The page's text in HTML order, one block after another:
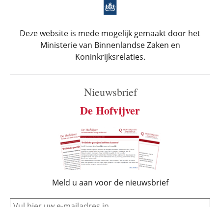
Deze website is mede mogelijk gemaakt door het
Ministerie van Binnenlandse Zaken en
Koninkrijksrelaties.
Nieuwsbrief
De Hofvijver
Meld u aan voor de nieuwsbrief
e-mail